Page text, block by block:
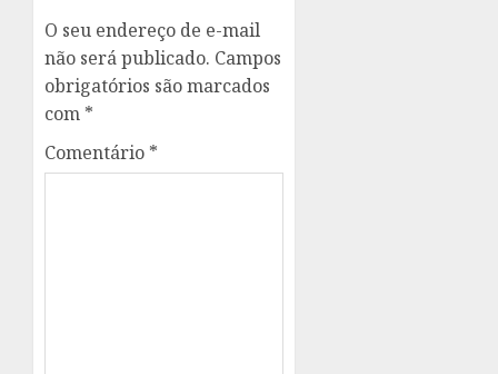
O seu endereço de e-mail
não será publicado. Campos
obrigatórios são marcados
com *
Comentário *